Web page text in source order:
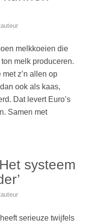
melkkoeien die
melk produceren.
z’n allen op
ook als kaas,
Dat levert Euro’s
Samen met
systeem
serieuze twijfels